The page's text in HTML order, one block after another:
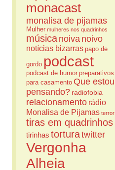
monacast
monalisa de pijamas
Mulher mulheres nos quadrinhos
música noiva noivo
notícias bizarras papo de
gordo podcast
podcast de humor preparativos
para casamento Que estou
pensando? radiofobia
relacionamento rádio
Monalisa de Pijamas terror
tiras em quadrinhos
tirinhas torturatwitter
Vergonha
Alheia